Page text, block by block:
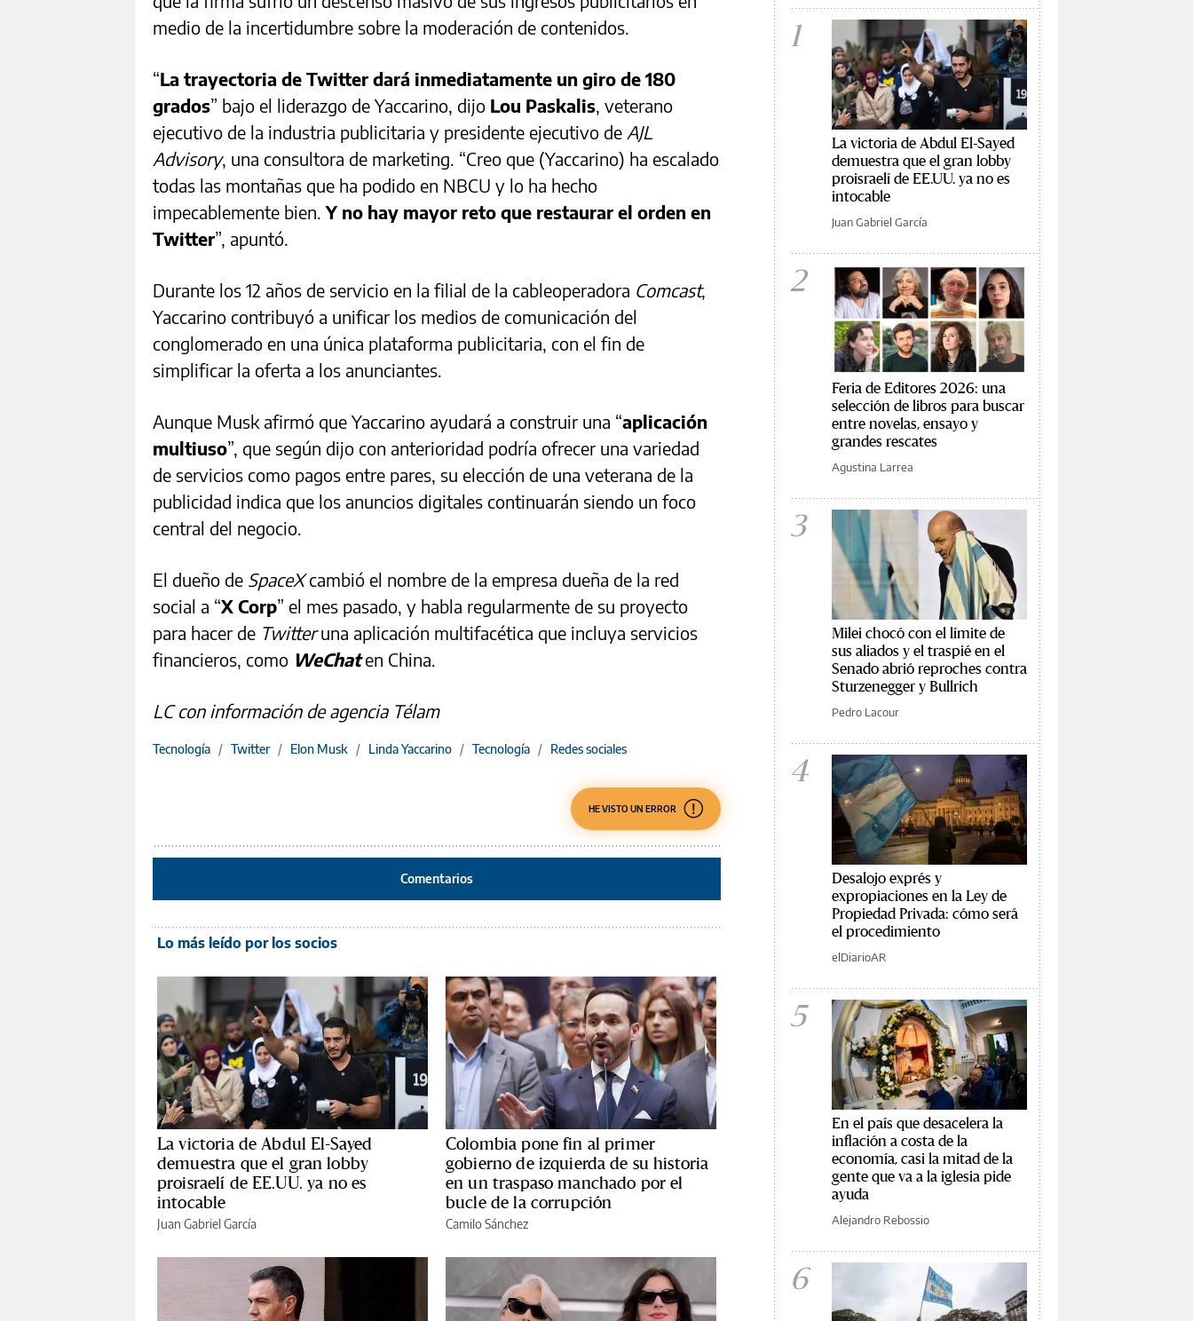
medio de la incertidumbre sobre la moderación de contenidos.
“La trayectoria de Twitter dará inmediatamente un giro de 180
grados” bajo el liderazgo de Yaccarino, dijo Lou Paskalis, veterano
ejecutivo de la industria publicitaria y presidente ejecutivo de AJL
Advisory, una consultora de marketing. “Creo que (Yaccarino) ha escalado
todas las montañas que ha podido en NBCU y lo ha hecho
impecablemente bien.Y no hay mayor reto que restaurar el orden en
Twitter”, apuntó.
Durante los 12 años de servicio en la filial de la cableoperadora Comcast,
Yaccarino contribuyó a unificar los medios de comunicación del
conglomerado en una única plataforma publicitaria, con el fin de
simplificar la oferta a los anunciantes.
Aunque Musk afirmó que Yaccarino ayudará a construir una “aplicación
multiuso”, que según dijo con anterioridad podría ofrecer una variedad
de servicios como pagos entre pares, su elección de una veterana de la
publicidad indica que los anuncios digitales continuarán siendo un foco
central del negocio.
El dueño de SpaceXcambió el nombre de la empresa dueña de la red
social a “X Corp” el mes pasado, y habla regularmente de su proyecto
para hacer de Twitteruna aplicación multifacética que incluya servicios
financieros, como WeChaten China.
LC con información de agencia Télam
Tecnología / Twitter / Elon Musk / Linda Yaccarino / Tecnología / Redes sociales
HE VISTO UN ERROR
Comentarios
Lo más leído por los socios
La victoria de Abdul El-Sayed
demuestra que el gran lobby
proisraelí de EE.UU. ya no es
intocable
Juan Gabriel García
Colombia pone fin al primer
gobierno de izquierda de su historia
en un traspaso manchado por el
bucle de la corrupción
Camilo Sánchez
1
La victoria de Abdul El-Sayed
demuestra que el gran lobby
proisraelí de EE.UU. ya no es
intocable
Juan Gabriel García
2
Feria de Editores 2026: una
selección de libros para buscar
entre novelas, ensayo y
grandes rescates
Agustina Larrea
3
Milei chocó con el límite de
sus aliados y el traspié en el
Senado abrió reproches contra
Sturzenegger y Bullrich
Pedro Lacour
4
Desalojo exprés y
expropiaciones en la Ley de
Propiedad Privada: cómo será
el procedimiento
elDiarioAR
5
En el país que desacelera la
inflación a costa de la
economía, casi la mitad de la
gente que va a la iglesia pide
ayuda
Alejandro Rebossio
6